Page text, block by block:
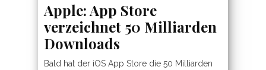
Apple: App Store
verzeichnet 50 Milliarden
Downloads
Bald hat der iOS App Store die 50 Milliarden